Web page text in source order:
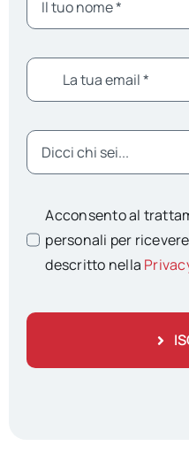
Acconsento al
personali per
descritto nella